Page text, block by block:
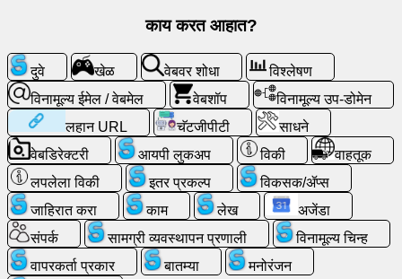
खेळ
वेबवर
शोधा
विनामूल्य
ईमेल
/
वेबमेल
विश्लेषण
काय करत आहात?
दुवे खेळ वेबवर शोधा
विश्लेषण
विनामूल्य ईमेल / वेबमेल
वेबशॉप
विनामूल्य उप-डोमेन
लहान URL
चॅटजीपीटी
साधने
वेबडिरेक्टरी
आयपी लुकअप विकी
वाहतूक
लपलेला विकी
इतर प्रकल्प
विकसक/ॲप्स
जाहिरात करा
काम लेख
अजेंडा
संपर्क
सामग्री व्यवस्थापन प्रणाली
विनामूल्य चिन्ह
वापरकर्ता प्रकार
बातम्या
मनोरंजन